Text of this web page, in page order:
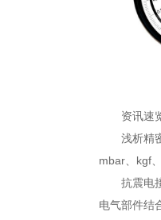
资讯速
浅析精
mbar、kgf
抗震电
电气部件结